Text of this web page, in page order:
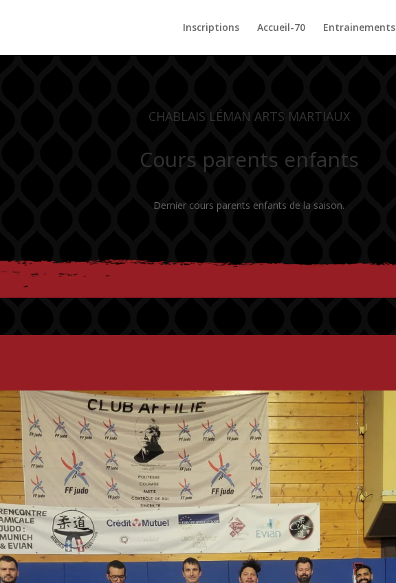
Inscriptions Accueil-70 Entrainements
CHABLAIS LÉMAN ARTS MARTIAUX
Cours parents enfants
Dernier cours parents enfants de la saison.